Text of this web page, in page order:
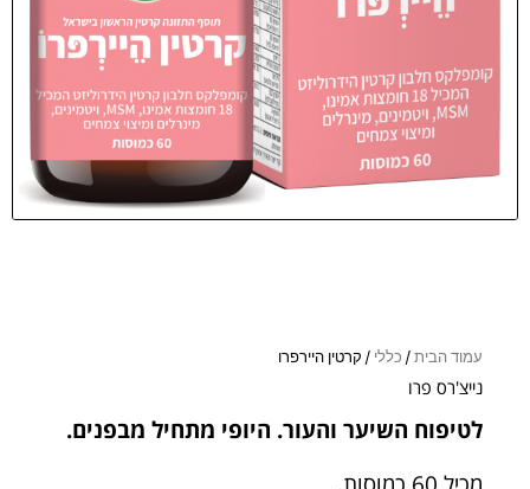
עמוד הבית/ כללי / קרטין היירפרו
נייצ'רס פרו
לטיפוח השיער והעור. היופי מתחיל מבפנים.